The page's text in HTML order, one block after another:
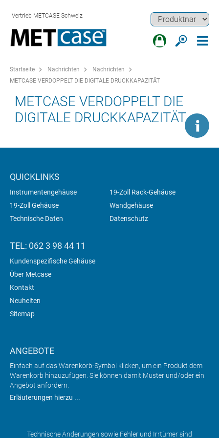
Vertrieb METCASE Schweiz
Startseite Nachrichten
Nachrichten
METCASE VERDOPPELT DIE DIGITALE DRUCKKAPAZITÄT
METCASE VERDOPPELT DIE
DIGITALE DRUCKKAPAZITÄT
QUICKLINKS
Instrumentengehäuse
19-Zoll Rack-Gehäuse
19-Zoll Gehäuse
Wandgehäuse
Technische Daten
Datenschutz
TEL: 062 3 98 44 11
Kundenspezifische Gehäuse
Über Metcase
Kontakt
Neuheiten
Sitemap
ANGEBOTE
Einfach auf das Warenkorb-Symbol klicken, um ein Produkt dem
Warenkorb hinzuzufügen. Sie können damit Muster und/oder ein
Angebot anfordern.
Erläuterungen hierzu ...
Technische Änderungen sowie Fehler und Irrtümer sind